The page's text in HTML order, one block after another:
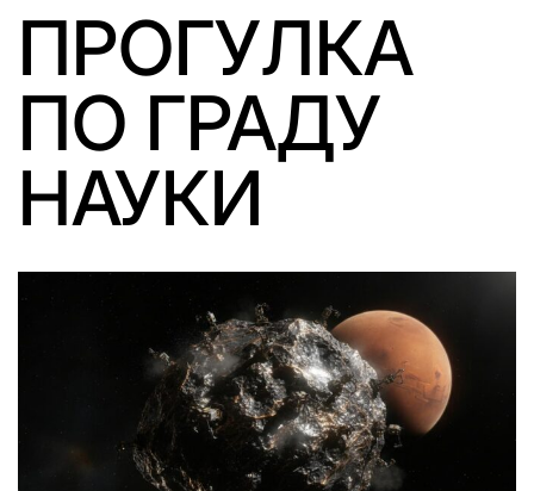
ПРОГУЛКА
ПО ГРАДУ
НАУКИ